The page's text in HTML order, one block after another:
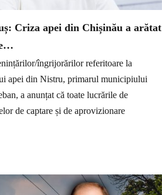
Criza apei din Chișinău a arătat
îngrijorărilor referitoare la
apei din Nistru, primarul municipiului
a anunțat că toate lucrările de
de captare și de aprovizionare